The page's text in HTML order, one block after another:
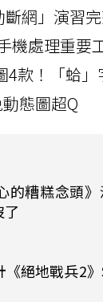
網」演習
機處理重要
4款！「蛤
態圖超Q
的糟糕念頭
《絕地戰兵2